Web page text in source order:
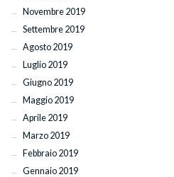
Novembre 2019
Settembre 2019
Agosto 2019
Luglio 2019
Giugno 2019
Maggio 2019
Aprile 2019
Marzo 2019
Febbraio 2019
Gennaio 2019